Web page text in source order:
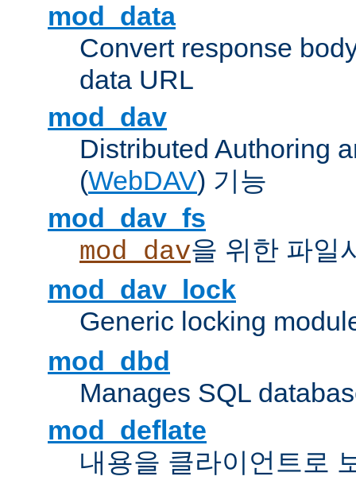
mod_data
Convert response
data URL
mod_dav
Distributed Authoring
(WebDAV) 기능
mod_dav_fs
mod_dav을 위한 파일
mod_dav_lock
Generic locking
mod_dbd
Manages SQL
mod_deflate
내용을 클라이언트로